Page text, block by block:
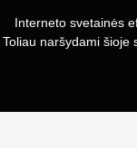
Interneto svetainės
Toliau naršydami šioje